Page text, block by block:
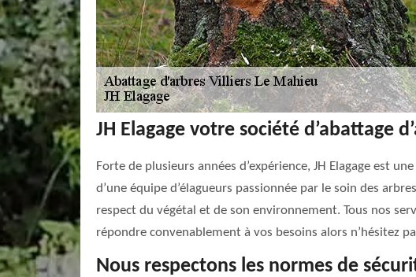
JH Elagage votre société d’abattage
Forte de plusieurs années d’expérience, JH Elagage est
d’une équipe d’élagueurs passionnée par le soin des
respect du végétal et de son environnement. Tous nos
répondre convenablement à vos besoins alors n’hésitez
Nous respectons les normes de